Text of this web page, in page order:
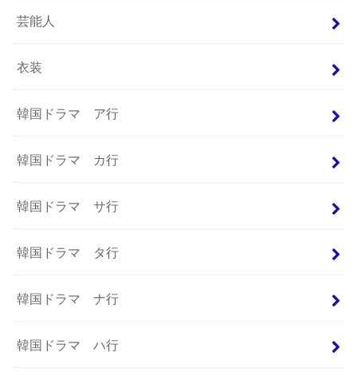
芸能人
衣装
韓国ドラマ ア行
韓国ドラマ カ行
韓国ドラマ サ行
韓国ドラマ タ行
韓国ドラマ ナ行
韓国ドラマ ハ行